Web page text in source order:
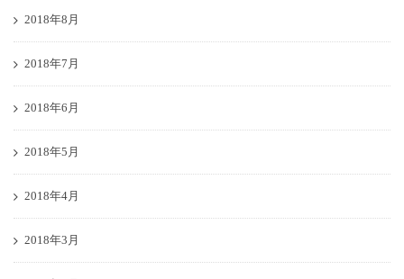
2018年8月
2018年7月
2018年6月
2018年5月
2018年4月
2018年3月